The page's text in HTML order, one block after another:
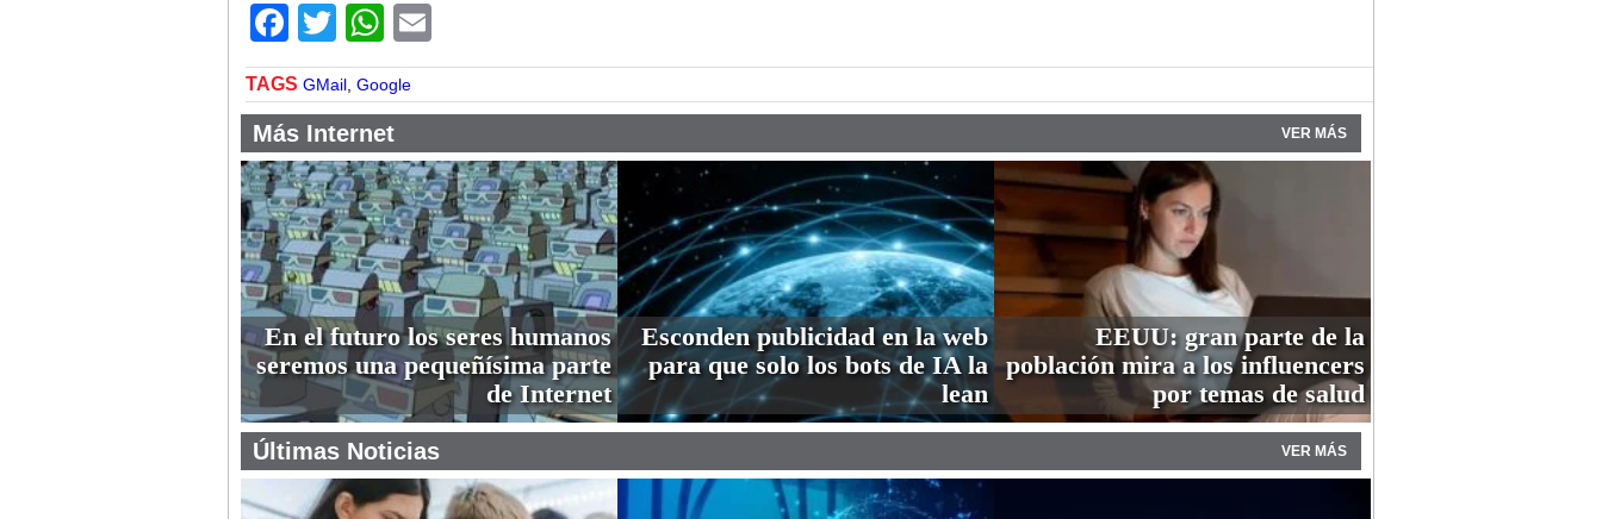
Facebook
TwitterWhatsApp
TAGS GMail Google
Más Internet VER MÁS
En el futuro los seres humanos
seremos una pequeñísima parte
de Internet
Esconden publicidad en la web
para que solo los bots de IA la
lean
EEUU: gran parte de la
población mira a los influencers
por temas de salud
Últimas Noticias VER MÁS